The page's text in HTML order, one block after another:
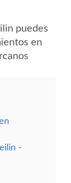
puedes
en
-